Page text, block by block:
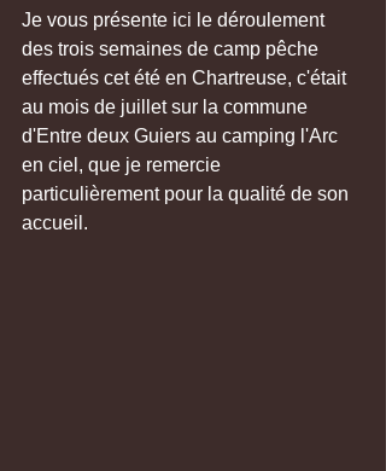
Je vous présente ici le déroulement
des trois semaines de camp pêche
effectués cet été en Chartreuse, c'était
au mois de juillet sur la commune
d'Entre deux Guiers au camping l'Arc
en ciel, que je remercie
particulièrement pour la qualité de son
accueil.